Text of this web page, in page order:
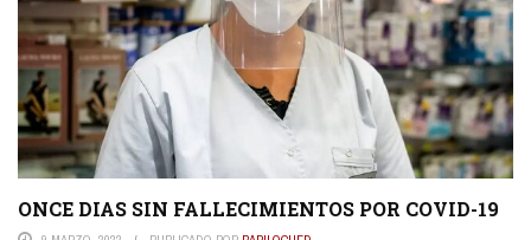
ONCE DIAS SIN FALLECIMIENTOS POR COVID-19